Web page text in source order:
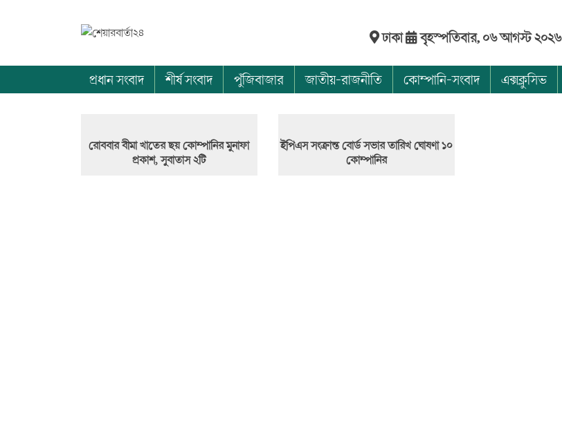
ঢাকা বৃহস্পতিবার, ০৬ আগস্ট ২০২৬
প্রধান সংবাদ শীর্ষ সংবাদ পুঁজিবাজার জাতীয়-রাজনীতি কোম্পানি-সংবাদ এক্সক্লুসিভ
রোববার বীমা খাতের ছয় কোম্পানির মুনাফা
প্রকাশ, সুবাতাস ২টি
ইপিএস সংক্রান্ত বোর্ড সভার তারিখ ঘোষণা ১০
কোম্পানির